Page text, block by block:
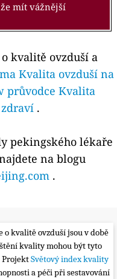
mít vážnější
kvalitě ovzduší a
Kvalita ovzduší na
průvodce Kvalita
zdraví .
pekingského lékaře
na blogu
.
o kvalitě ovzduší jsou v době
kvality mohou být tyto
ProjektSvětový index kvality
a péči při sestavování